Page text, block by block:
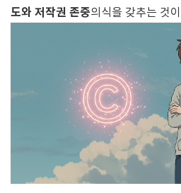
도와 저작권 존중의식을 갖추는 것